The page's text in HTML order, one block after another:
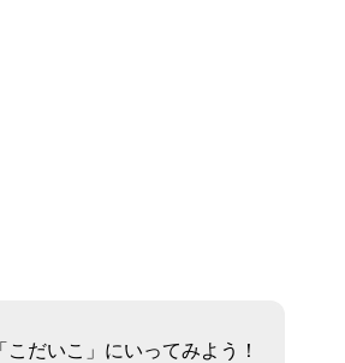
だいこ」にいってみよう！